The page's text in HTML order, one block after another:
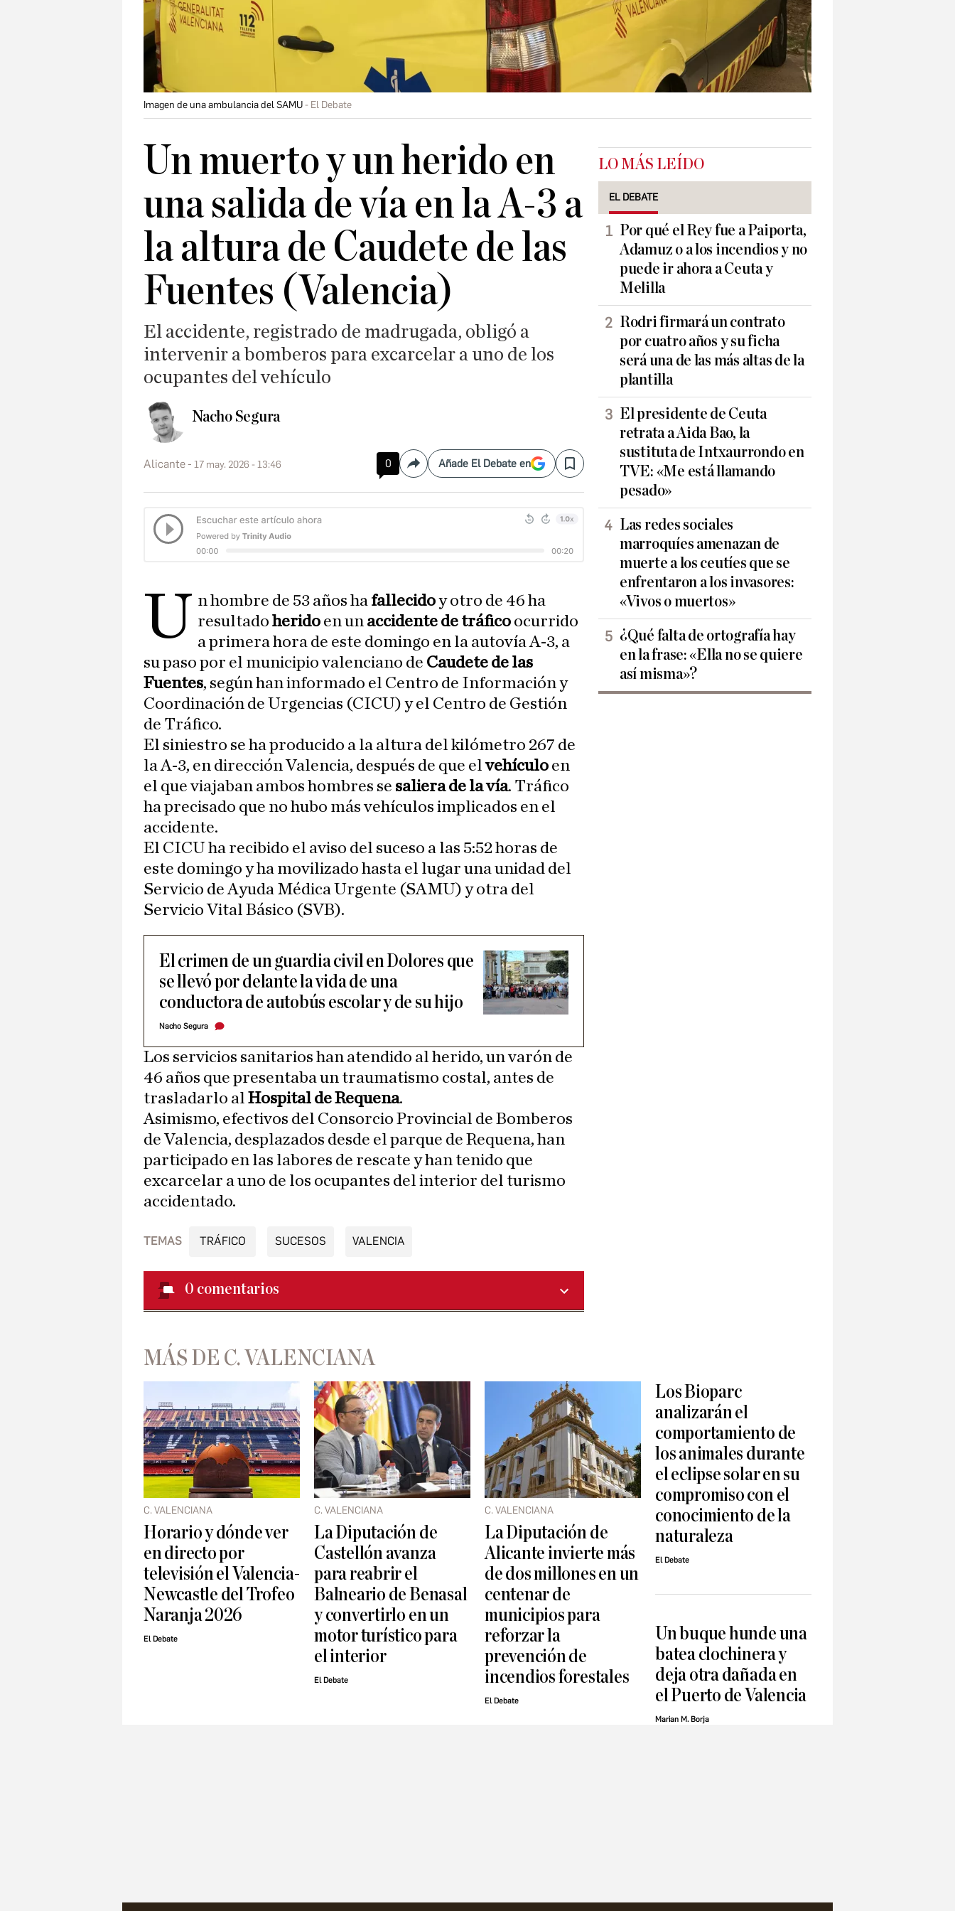
Imagen de una ambulancia del SAMU El Debate
Un muerto y un herido en
una salida de vía en la A-3 a
la altura de Caudete de las
Fuentes (Valencia)
El accidente, registrado de madrugada, obligó a
intervenir a bomberos para excarcelar a uno de los
ocupantes del vehículo
Nacho Segura
Alicante 17 may. 2026 - 13:46 0 CompartirAñade El Debate en Save
U n hombre de 53 años ha fallecidoy otro de 46 ha
resultadoherido en un accidente de tráfico ocurrido
a primera hora de este domingo en la autovía A-3, a
su paso por el municipio valenciano de Caudete de las
Fuentes, según han informado el Centro de Información y
Coordinación de Urgencias (CICU) y el Centro de Gestión
de Tráfico.
El siniestro se ha producido a la altura del kilómetro 267 de
la A-3, en dirección Valencia, después de que elvehículo en
el que viajaban ambos hombres se saliera de la vía. Tráfico
ha precisado que no hubo más vehículos implicados en el
accidente.
El CICU ha recibido el aviso del suceso a las 5:52 horas de
este domingo y ha movilizado hasta el lugar una unidad del
Servicio de Ayuda Médica Urgente (SAMU) y otra del
Servicio Vital Básico (SVB).
El crimen de un guardia civil en Dolores que
se llevó por delante la vida de una
conductora de autobús escolar y de su hijo
Nacho Segura
Los servicios sanitarios han atendido al herido, un varón de
46 años que presentaba un traumatismo costal, antes de
trasladarlo al Hospital de Requena.
Asimismo, efectivos del Consorcio Provincial de Bomberos
de Valencia, desplazados desde el parque de Requena, han
participado en las labores de rescate y han tenido que
excarcelar a uno de los ocupantes del interior del turismo
accidentado.
TEMAS TRÁFICO SUCESOS VALENCIA
0 comentarios
LO MÁS LEÍDO
EL DEBATE
Por qué el Rey fue a Paiporta,
Adamuz o a los incendios y no
puede ir ahora a Ceuta y
Melilla
Rodri firmará un contrato
por cuatro años y su ficha
será una de las más altas de la
plantilla
El presidente de Ceuta
retrata a Aida Bao, la
sustituta de Intxaurrondo en
TVE: «Me está llamando
pesado»
Las redes sociales
marroquíes amenazan de
muerte a los ceutíes que se
enfrentaron a los invasores:
«Vivos o muertos»
¿Qué falta de ortografía hay
en la frase: «Ella no se quiere
así misma»?
MÁS DE C. VALENCIANA
C. VALENCIANA
Horario y dónde ver
en directo por
televisión el Valencia-
Newcastle del Trofeo
Naranja 2026
El Debate
C. VALENCIANA
La Diputación de
Castellón avanza
para reabrir el
Balneario de Benasal
y convertirlo en un
motor turístico para
el interior
El Debate
C. VALENCIANA
La Diputación de
Alicante invierte más
de dos millones en un
centenar de
municipios para
reforzar la
prevención de
incendios forestales
El Debate
Los Bioparc
analizarán el
comportamiento de
los animales durante
el eclipse solar en su
compromiso con el
conocimiento de la
naturaleza
El Debate
Un buque hunde una
batea clochinera y
deja otra dañada en
el Puerto de Valencia
Marian M. Borja